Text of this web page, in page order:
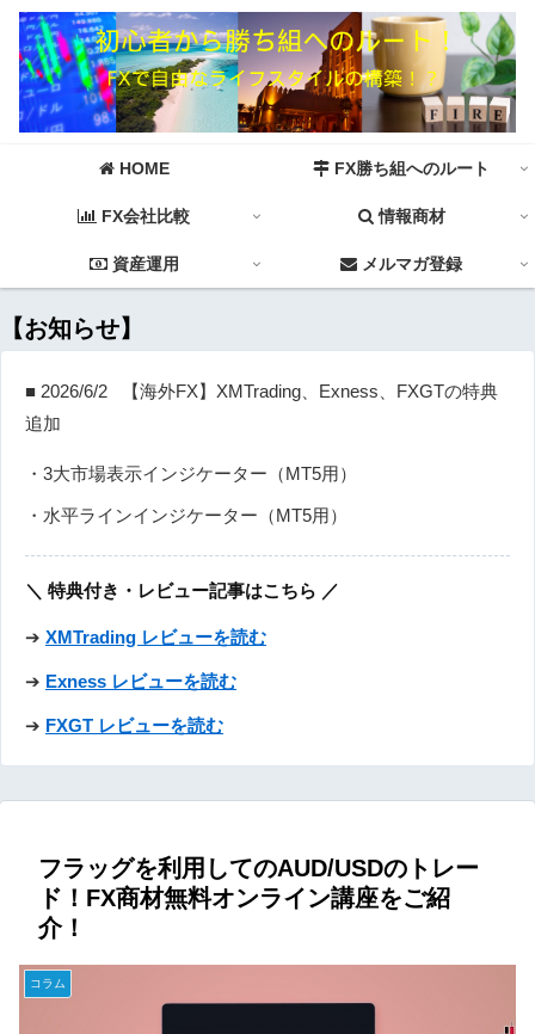
HOME FX勝ち組へのルート
FX会社比較 情報商材
資産運用 メルマガ登録
【お知らせ】
■ 2026/6/2 【海外FX】XMTrading、Exness、FXGTの特典
追加
・3大市場表示インジケーター（MT5用）
・水平ラインインジケーター（MT5用）
＼ 特典付き・レビュー記事はこちら ／
➔ XMTrading レビューを読む
➔ Exness レビューを読む
➔ FXGT レビューを読む
フラッグを利用してのAUD/USDのトレー
ド！FX商材無料オンライン講座をご紹
介！
コラム